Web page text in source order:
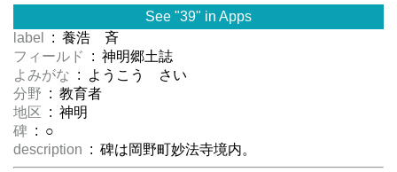
See "39" in Apps
label
: 養浩 斉
フィールド
: 神明郷土誌
よみがな : ようこう さい
分野 : 教育者
地区 : 神明
碑 : ○
description : 碑は岡野町妙法寺境内。